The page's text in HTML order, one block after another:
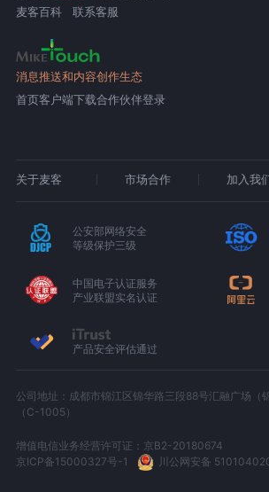
麦客百科
联系客服
消息推送和内容创作生态
首页客户端下载合作伙伴登录
关于麦客 市场合作 加入我
公安部网络安全
等级保护三级
中国电子认证服务
产业联盟实名认证
产品安全评估通过
公司地址：成都市锦江区锦华路三段88号汇融广场（
（C-1005）
增值电信业务经营许可证：京B2-20180674
京ICP备15000327号-1
川公网安备